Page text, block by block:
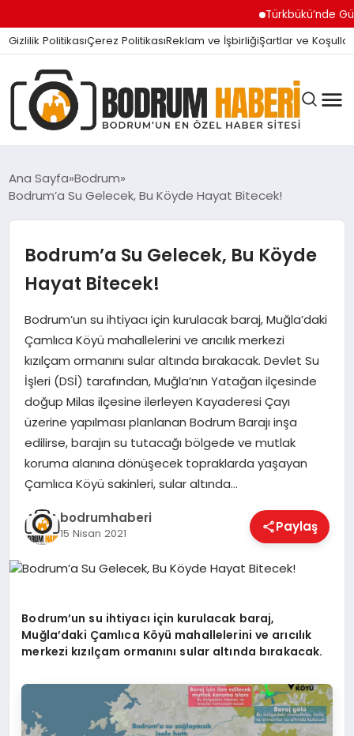
Türkbükü’nde Gündem
Gizlilik PolitikasıÇerez PolitikasıReklam ve İşbirliğiŞartlar ve Koşullar
BODRUM BODRUM
SIYASET
MAGAZIN
KÖŞE YAZILARI
YAŞAM
SPOR
MUĞLA
☰
Ana Sayfa Bodrum
Bodrum’a Su Gelecek, Bu Köyde Hayat Bitecek!
Bodrum’a Su Gelecek, Bu Köyde
Hayat Bitecek!
Bodrum’un su ihtiyacı için kurulacak baraj, Muğla’daki
Çamlıca Köyü mahallelerini ve arıcılık merkezi
kızılçam ormanını sular altında bırakacak. Devlet Su
İşleri (DSİ) tarafından, Muğla’nın Yatağan ilçesinde
doğup Milas ilçesine ilerleyen Kayaderesi Çayı
üzerine yapılması planlanan Bodrum Barajı inşa
edilirse, barajın su tutacağı bölgede ve mutlak
koruma alanına dönüşecek topraklarda yaşayan
Çamlıca Köyü sakinleri, sular altında…
bodrumhaberi
15 Nisan 2021 Paylaş
Bodrum’un su ihtiyacı için kurulacak baraj,
Muğla’daki Çamlıca Köyü mahallelerini ve arıcılık
merkezi kızılçam ormanını sular altında bırakacak.